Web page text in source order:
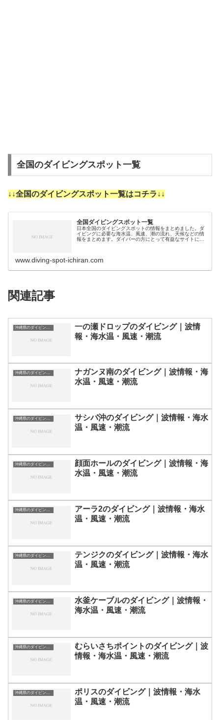
全国のダイビングスポット一覧
↓↓全国のダイビングスポット一覧はコチラ↓↓
全国ダイビングスポット一覧
日本全国のダイビングスポットの情報をまとめました。ダ
イビングに必要な海水温、風速、潮の流れ、天候などの情
報をまとめます。ダイバーの方にとって有益なサイトにな
www.diving-spot-ichiran.com
関連記事
一の瀬ドロップのダイビング｜波情
報・海水温・風速・潮流
沖縄県のダイビングスポット・ポイント一覧
ナガンヌ南のダイビング｜波情報・海
水温・風速・潮流
沖縄県のダイビングスポット・ポイント一覧
サシバ沖のダイビング｜波情報・海水
温・風速・潮流
沖縄県のダイビングスポット・ポイント一覧
顔面ホールのダイビング｜波情報・海
水温・風速・潮流
沖縄県のダイビングスポット・ポイント一覧
アーラ2のダイビング｜波情報・海水
温・風速・潮流
沖縄県のダイビングスポット・ポイント一覧
テンジクのダイビング｜波情報・海水
温・風速・潮流
沖縄県のダイビングスポット・ポイント一覧
水釜ケーブルのダイビング｜波情報・
海水温・風速・潮流
むらいさちポイントのダイビング｜波
情報・海水温・風速・潮流
ポリスのダイビング｜波情報・海水
温・風速・潮流